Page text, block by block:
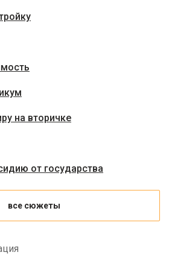
на вторичке
от государства
все сюжеты